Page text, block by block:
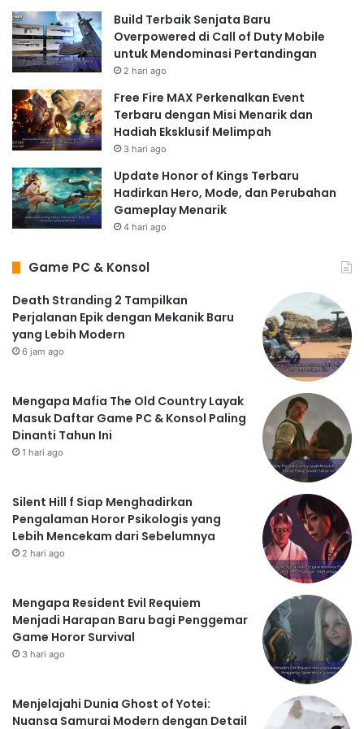
umum. Ini adalah kesempatan untuk merasakan
intensitas pertempuran Call of Duty tanpa harus terikat
pada konsol atau PC. Unduh sekarang juga dan
rasakan sendiri sensasinya!
Kesimpulan
Call of Duty: Warzone Mobile adalah game
grafis yang memukau, dan fitur-fitur yang beragam,
game ini memberikan pengalaman bermain yang tak
terlupakan. Jika Anda mencari game
Warzone Mobile adalah pilihan yang tepat. Unduh
game ini dan siapkan diri Anda untuk terjun ke medan
pertempuran yang menegangkan!
Build Terbaik Senjata Baru
Overpowered di Call of Duty Mobile
untuk Mendominasi Pertandingan
2 hari ago
Free Fire MAX Perkenalkan Event
Terbaru dengan Misi Menarik dan
Hadiah Eksklusif Melimpah
3 hari ago
Update Honor of Kings Terbaru
Hadirkan Hero, Mode, dan Perubahan
Gameplay Menarik
4 hari ago
Game PC & Konsol
Death Stranding 2 Tampilkan
Perjalanan Epik dengan Mekanik Baru
yang Lebih Modern
6 jam ago
Mengapa Mafia The Old Country Layak
Masuk Daftar Game PC & Konsol Paling
Dinanti Tahun Ini
1 hari ago
Silent Hill f Siap Menghadirkan
Pengalaman Horor Psikologis yang
Lebih Mencekam dari Sebelumnya
2 hari ago
Mengapa Resident Evil Requiem
Menjadi Harapan Baru bagi Penggemar
Game Horor Survival
3 hari ago
Menjelajahi Dunia Ghost of Yotei:
Nuansa Samurai Modern dengan Detail